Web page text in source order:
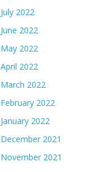
July 2022
June 2022
May 2022
April 2022
March 2022
February 2022
January 2022
December 2021
November 2021